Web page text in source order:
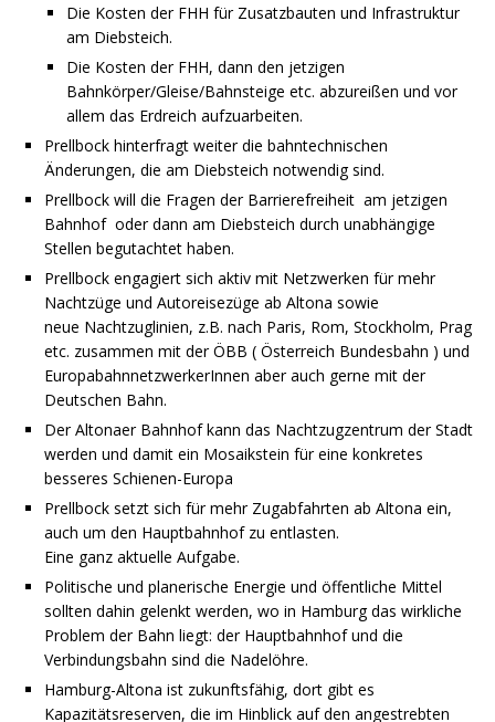
Die Kosten der FHH für Zusatzbauten und Infrastruktur
am Diebsteich.
Die Kosten der FHH, dann den jetzigen
Bahnkörper/Gleise/Bahnsteige etc. abzureißen und vor
allem das Erdreich aufzuarbeiten.
Prellbock hinterfragt weiter die bahntechnischen
Änderungen, die am Diebsteich notwendig sind.
Prellbock will die Fragen der Barrierefreiheit am jetzigen
Bahnhof oder dann am Diebsteich durch unabhängige
Stellen begutachtet haben.
Prellbock engagiert sich aktiv mit Netzwerken für mehr
Nachtzüge und Autoreisezüge ab Altona sowie
neue Nachtzuglinien, z.B. nach Paris, Rom, Stockholm, Prag
etc. zusammen mit der ÖBB ( Österreich Bundesbahn ) und
EuropabahnnetzwerkerInnen aber auch gerne mit der
Deutschen Bahn.
Der Altonaer Bahnhof kann das Nachtzugzentrum der Stadt
werden und damit ein Mosaikstein für eine konkretes
besseres Schienen-Europa
Prellbock setzt sich für mehr Zugabfahrten ab Altona ein,
auch um den Hauptbahnhof zu entlasten.
Eine ganz aktuelle Aufgabe.
Politische und planerische Energie und öffentliche Mittel
sollten dahin gelenkt werden, wo in Hamburg das wirkliche
Problem der Bahn liegt: der Hauptbahnhof und die
Verbindungsbahn sind die Nadelöhre.
Hamburg-Altona ist zukunftsfähig, dort gibt es
Kapazitätsreserven, die im Hinblick auf den angestrebten